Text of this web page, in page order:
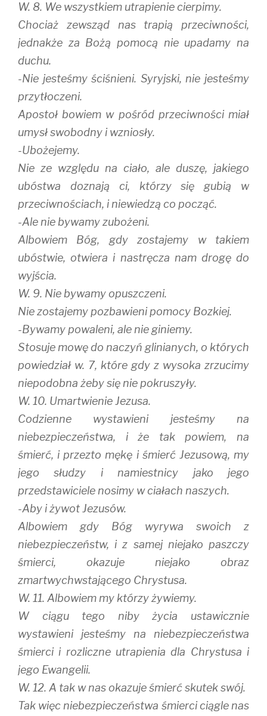
W. 8. We wszystkiem utrapienie cierpimy.
Chociaż zewsząd nas trapią przeciwności,
jednakże za Bożą pomocą nie upadamy na
duchu.
-Nie jesteśmy ściśnieni. Syryjski, nie jesteśmy
przytłoczeni.
Apostoł bowiem w pośród przeciwności miał
umysł swobodny i wzniosły.
-Ubożejemy.
Nie ze względu na ciało, ale duszę, jakiego
ubóstwa doznają ci, którzy się gubią w
przeciwnościach, i niewiedzą co począć.
-Ale nie bywamy zubożeni.
Albowiem Bóg, gdy zostajemy w takiem
ubóstwie, otwiera i nastręcza nam drogę do
wyjścia.
W. 9. Nie bywamy opuszczeni.
Nie zostajemy pozbawieni pomocy Bozkiej.
-Bywamy powaleni, ale nie giniemy.
Stosuje mowę do naczyń glinianych, o których
powiedział w. 7, które gdy z wysoka zrzucimy
niepodobna żeby się nie pokruszyły.
W. 10. Umartwienie Jezusa.
Codzienne wystawieni jesteśmy na
niebezpieczeństwa, i że tak powiem, na
śmierć, i przezto mękę i śmierć Jezusową, my
jego słudzy i namiestnicy jako jego
przedstawiciele nosimy w ciałach naszych.
-Aby i żywot Jezusów.
Albowiem gdy Bóg wyrywa swoich z
niebezpieczeństw, i z samej niejako paszczy
śmierci, okazuje niejako obraz
zmartwychwstającego Chrystusa.
W. 11. Albowiem my którzy żywiemy.
W ciągu tego niby życia ustawicznie
wystawieni jesteśmy na niebezpieczeństwa
śmierci i rozliczne utrapienia dla Chrystusa i
jego Ewangelii.
W. 12. A tak w nas okazuje śmierć skutek swój.
Tak więc niebezpieczeństwa śmierci ciągle nas